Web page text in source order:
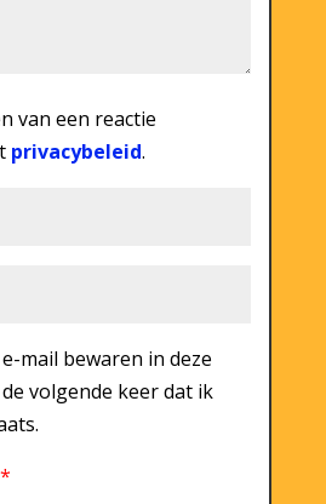
van een reactie
privacybeleid.
mail bewaren in deze
volgende keer dat ik
*